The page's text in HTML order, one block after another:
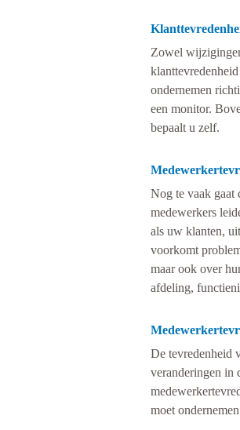
Zowel
ondernemen
een monitor.
bepaalt u zelf.
Nog te vaak gaat
medewerkers
als uw klanten,
voorkomt
maar ook over
afdeling,
De tevredenheid
veranderingen in
moet